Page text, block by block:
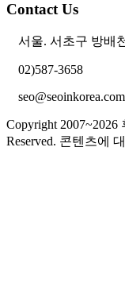
Contact Us
서울. 서초구 방배
02)587-3658
seo@seoinkorea.com
Copyright
Reserved. 콘텐츠에